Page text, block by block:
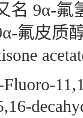
名 9α-氟
氟皮质